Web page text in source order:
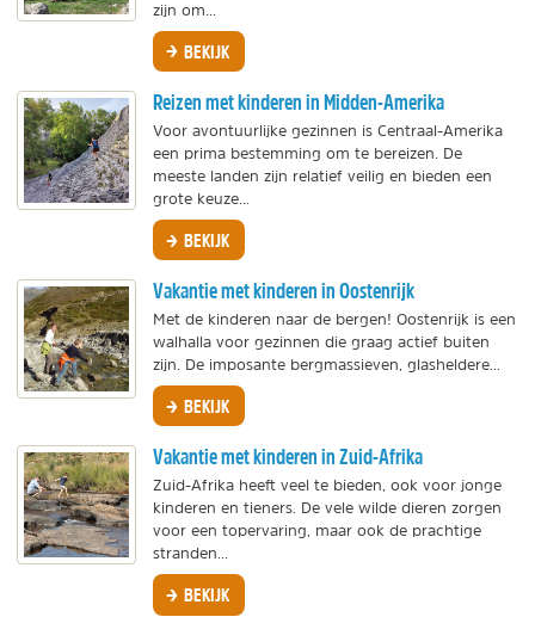
zijn om...
BEKIJK
Reizen met kinderen in Midden-Amerika
Voor avontuurlijke gezinnen is Centraal-Amerika
een prima bestemming om te bereizen. De
meeste landen zijn relatief veilig en bieden een
grote keuze...
BEKIJK
Vakantie met kinderen in Oostenrijk
Met de kinderen naar de bergen! Oostenrijk is een
walhalla voor gezinnen die graag actief buiten
zijn. De imposante bergmassieven, glasheldere...
BEKIJK
Vakantie met kinderen in Zuid-Afrika
Zuid-Afrika heeft veel te bieden, ook voor jonge
kinderen en tieners. De vele wilde dieren zorgen
voor een topervaring, maar ook de prachtige
stranden...
BEKIJK